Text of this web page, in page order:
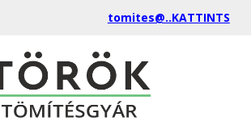
tomites@..KATTINTS